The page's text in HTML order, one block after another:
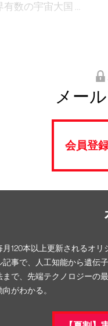
数の宇宙大国 …
メー
会員登
月120本以上更新されるオリ
記事で、人工知能から遺伝
まで、先端テクノロジーの
向がわかる。